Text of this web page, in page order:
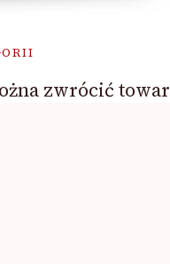
zwrócić towar